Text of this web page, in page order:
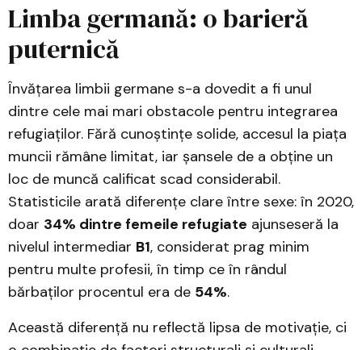
Limba germană: o barieră
puternică
Învățarea limbii germane s-a dovedit a fi unul
dintre cele mai mari obstacole pentru integrarea
refugiaților. Fără cunoștințe solide, accesul la piața
muncii rămâne limitat, iar șansele de a obține un
loc de muncă calificat scad considerabil.
Statisticile arată diferențe clare între sexe: în 2020,
doar 34% dintre femeile refugiate ajunseseră la
nivelul intermediar B1, considerat prag minim
pentru multe profesii, în timp ce în rândul
bărbaților procentul era de 54%.
Această diferență nu reflectă lipsa de motivație, ci